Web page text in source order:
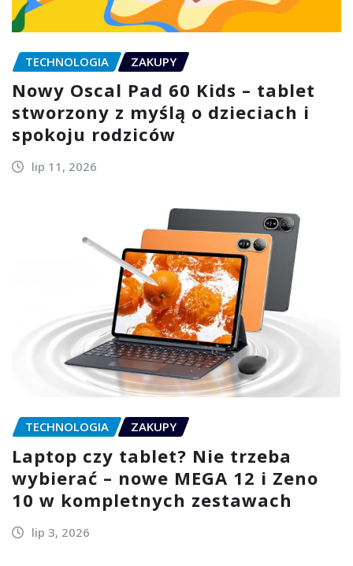
TECHNOLOGIA ZAKUPY
Nowy Oscal Pad 60 Kids – tablet
stworzony z myślą o dzieciach i
spokoju rodziców
lip 11, 2026
TECHNOLOGIA ZAKUPY
Laptop czy tablet? Nie trzeba
wybierać – nowe MEGA 12 i Zeno
10 w kompletnych zestawach
lip 3, 2026